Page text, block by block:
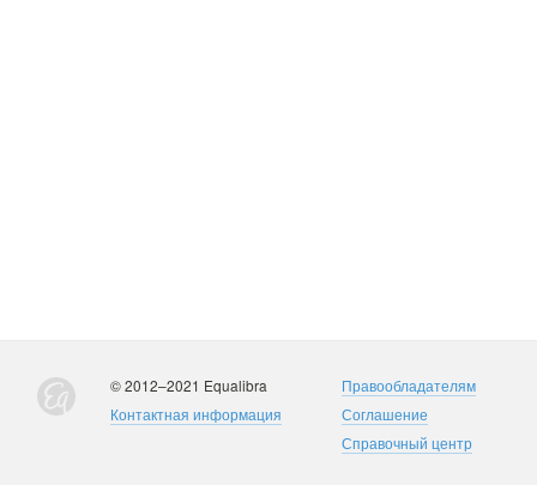
© 2012–2021 Equalibra
Контактная информация
Правообладателям
Соглашение
Справочный центр